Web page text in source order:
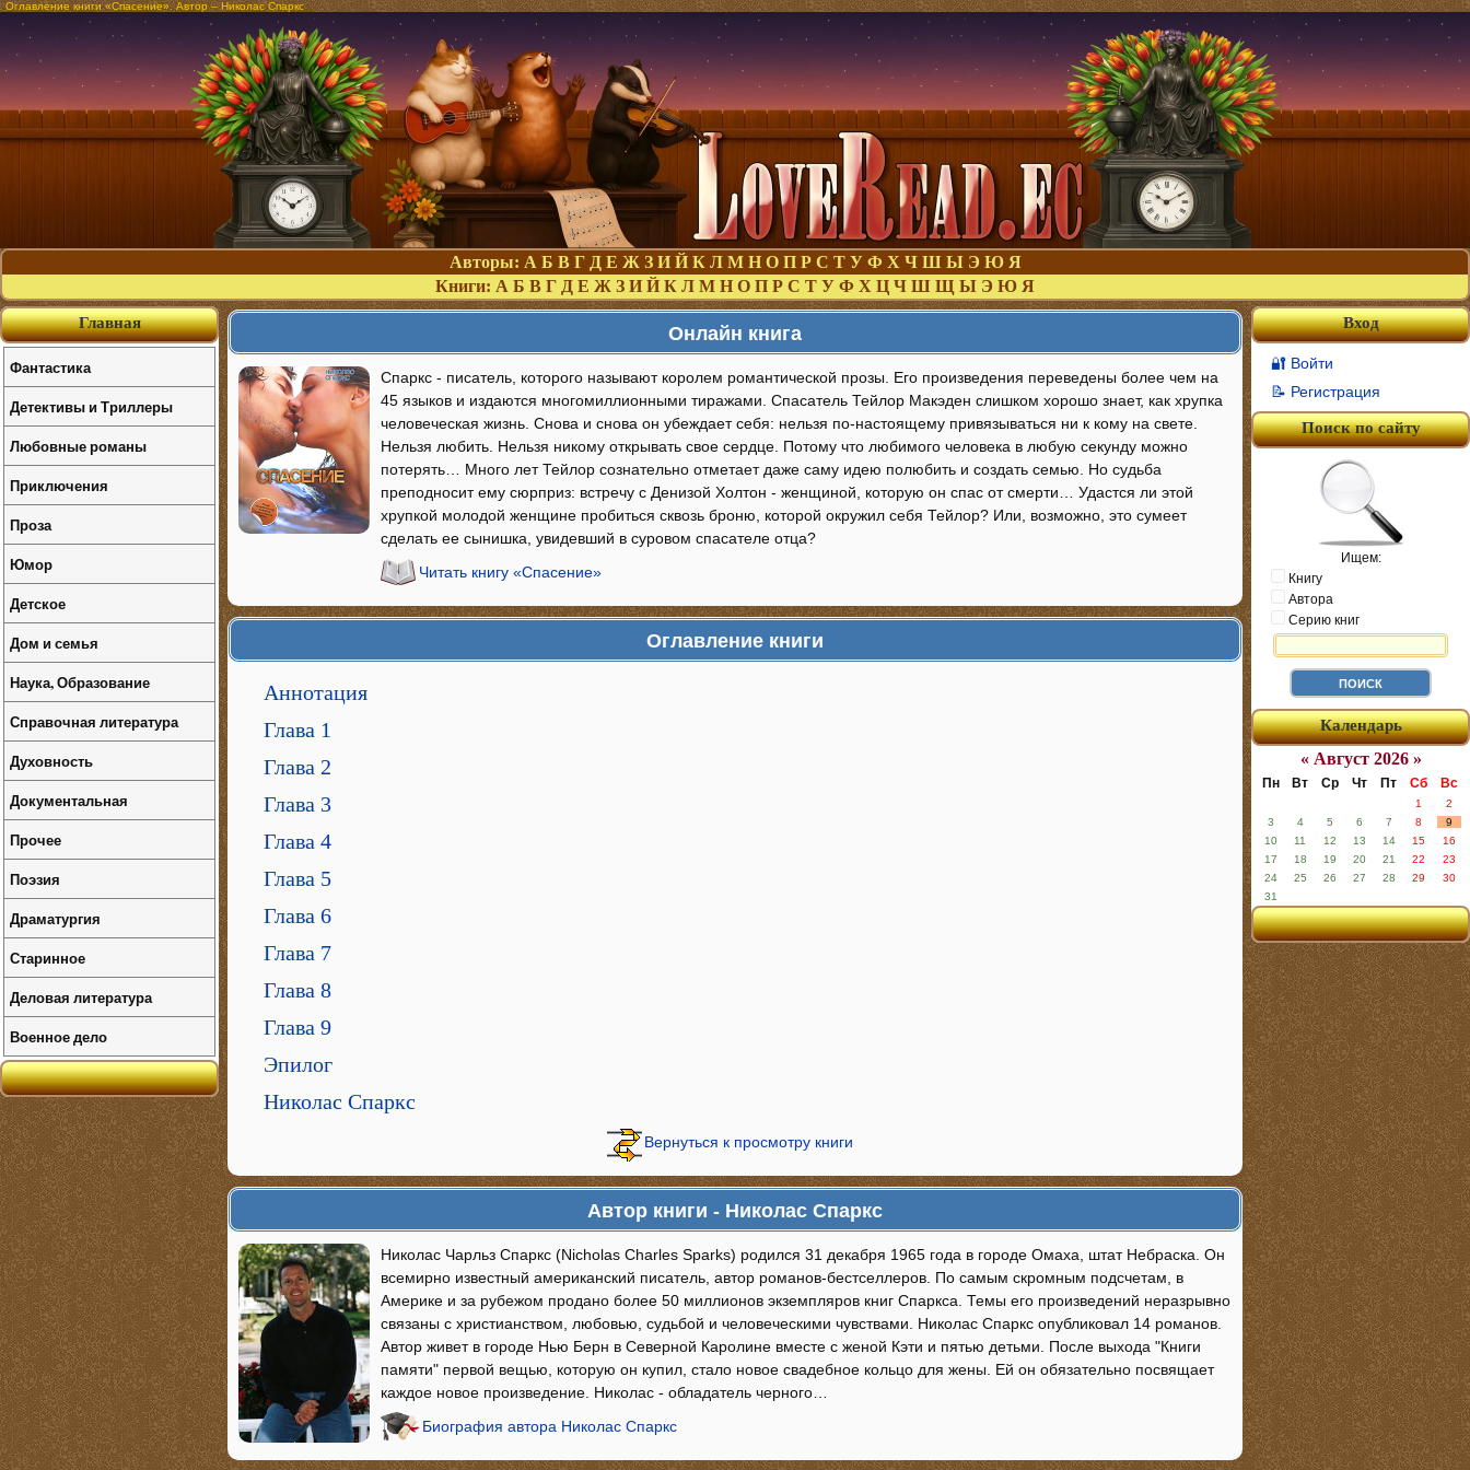
Оглавление книги «Спасение». Автор – Николас Спаркс
Авторы: А Б В Г Д Е Ж З И Й К Л М Н О П Р С Т У Ф Х Ч Ш Ы Э Ю Я
Книги: А Б В Г Д Е Ж З И Й К Л М Н О П Р С Т У Ф Х Ц Ч Ш Щ Ы Э Ю Я
Онлайн книга
Спаркс - писатель, которого называют королем романтической прозы. Его произведения переведены более чем на
45 языков и издаются многомиллионными тиражами. Спасатель Тейлор Макэден слишком хорошо знает, как хрупка
человеческая жизнь. Снова и снова он убеждает себя: нельзя по-настоящему привязываться ни к кому на свете.
Нельзя любить. Нельзя никому открывать свое сердце. Потому что любимого человека в любую секунду можно
потерять… Много лет Тейлор сознательно отметает даже саму идею полюбить и создать семью. Но судьба
преподносит ему сюрприз: встречу с Денизой Холтон - женщиной, которую он спас от смерти… Удастся ли этой
хрупкой молодой женщине пробиться сквозь броню, которой окружил себя Тейлор? Или, возможно, это сумеет
сделать ее сынишка, увидевший в суровом спасателе отца?
Читать книгу «Спасение»
Оглавление книги
Аннотация
Глава 1
Глава 2
Глава 3
Глава 4
Глава 5
Глава 6
Глава 7
Глава 8
Глава 9
Эпилог
Николас Спаркс
Вернуться к просмотру книги
Автор книги - Николас Спаркс
Николас Чарльз Спаркс (Nicholas Charles Sparks) родился 31 декабря 1965 года в городе Омаха, штат Небраска. Он
всемирно известный американский писатель, автор романов-бестселлеров. По самым скромным подсчетам, в
Америке и за рубежом продано более 50 миллионов экземпляров книг Спаркса. Темы его произведений неразрывно
связаны с христианством, любовью, судьбой и человеческими чувствами. Николас Спаркс опубликовал 14 романов.
Автор живет в городе Нью Берн в Северной Каролине вместе с женой Кэти и пятью детьми. После выхода "Книги
памяти" первой вещью, которую он купил, стало новое свадебное кольцо для жены. Ей он обязательно посвящает
каждое новое произведение. Николас - обладатель черного…
Биография автора Николас Спаркс
Вход
🔐 Войти
📝 Регистрация
Поиск по сайту
Ищем:
Книгу
Автора
Серию книг
Календарь
« Август 2026 »
Пн Вт Ср Чт Пт Сб Вс
1
2
3
4 5 6 7 8
9
10
11 12 13 14 15
16
17
18 19 20 21 22
23
24
25 26 27 28 29
30
31
Главная
Фантастика
Детективы и Триллеры
Любовные романы
Приключения
Проза
Юмор
Детское
Дом и семья
Наука, Образование
Справочная литература
Духовность
Документальная
Прочее
Поэзия
Драматургия
Старинное
Деловая литература
Военное дело